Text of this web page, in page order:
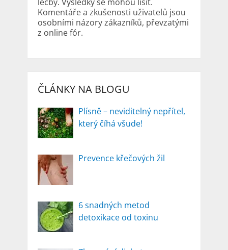
léčby. Výsledky se mohou lišit.
Komentáře a zkušenosti uživatelů jsou
osobními názory zákazníků, převzatými
z online fór.
ČLÁNKY NA BLOGU
Plísně – neviditelný nepřítel,
který číhá všude!
Prevence křečových žil
6 snadných metod
detoxikace od toxinu